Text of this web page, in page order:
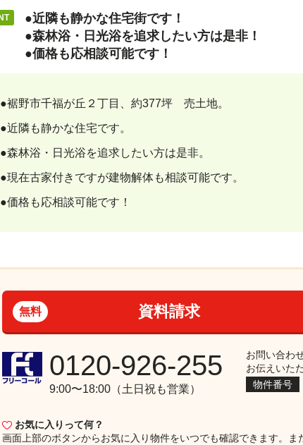
●近隣も静かな住宅街です！
●森林浴・日光浴を追求したい方は是非！
●価格も応相談可能です！
●裾野市千福が丘２丁目、約377坪 売土地。
●近隣も静かな住宅です。
●森林浴・日光浴を追求したい方は是非。
●現在古家付きですが建物解体も相談可能です。
●価格も応相談可能です！
資料請求
無料
お気に入りって何？
画面上部のボタンからお気に入り物件をいつでも確認できます。ま
0120-926-255
9:00〜18:00（土日祝も営業）
お問い合わ
お伝えいた
物件番号